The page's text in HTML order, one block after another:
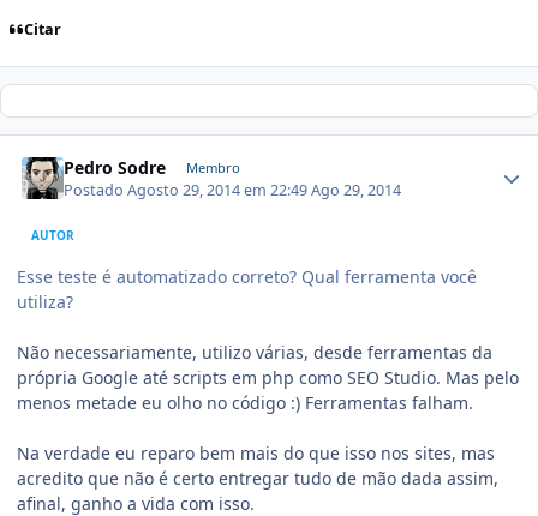
Citar
Pedro Sodre Membro
PostadoAgosto 29, 2014 em 22:49Ago 29, 2014
AUTOR
Esse teste é automatizado correto? Qual ferramenta você
utiliza?
Não necessariamente, utilizo várias, desde ferramentas da
própria Google até scripts em php como SEO Studio. Mas pelo
menos metade eu olho no código :) Ferramentas falham.
Na verdade eu reparo bem mais do que isso nos sites, mas
acredito que não é certo entregar tudo de mão dada assim,
afinal, ganho a vida com isso.